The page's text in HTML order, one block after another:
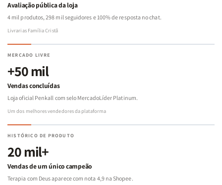
Avaliação pública da loja
4 mil produtos, 298 mil seguidores e 100% de resposta no chat.
Livrarias Família Cristã
MERCADO LIVRE
+50 mil
Vendas concluídas
Loja oficial Penkall com selo MercadoLíder Platinum.
Um dos melhores vendedores da plataforma
HISTÓRICO DE PRODUTO
20 mil+
Vendas de um único campeão
Terapia com Deus aparece com nota 4,9 na Shopee.